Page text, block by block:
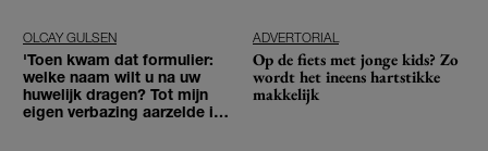
OLCAY GULSEN
'Toen kwam dat formulier:
welke naam wilt u na uw
huwelijk dragen? Tot mijn
eigen verbazing aarzelde ik
ADVERTORIAL
Op de fiets met jonge kids? Zo
wordt het ineens hartstikke
makkelijk